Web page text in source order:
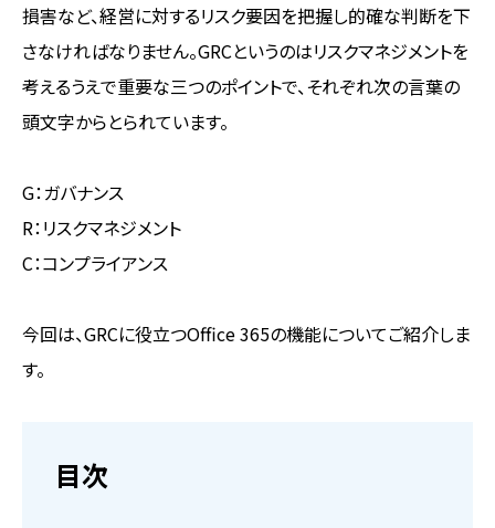
損害など、経営に対するリスク要因を把握し的確な判断を下
さなければなりません。GRCというのはリスクマネジメントを
考えるうえで重要な三つのポイントで、それぞれ次の言葉の
頭文字からとられています。
G：ガバナンス
R：リスクマネジメント
C：コンプライアンス
今回は、GRCに役立つOffice 365の機能についてご紹介しま
す。
目次